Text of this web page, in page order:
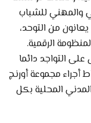
والمهني للشباب
من التوحد،
الرقمية.
وهي تحرص على التواجد دائما
أجراء مجموعة أورنج
المحلية بكل